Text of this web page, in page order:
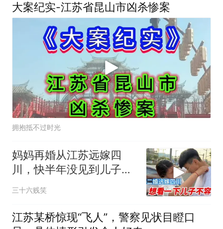
大案纪实-江苏省昆山市凶杀惨案
拥抱抵不过时光
妈妈再婚从江苏远嫁四
川，快半年没见到儿子
了，两边牵挂两头难啊
三十六贱笑
江苏某桥惊现“飞人”，警察见状目瞪口